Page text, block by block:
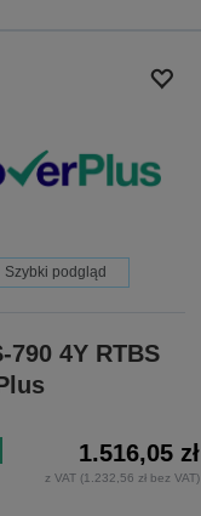
Szybki podgląd
790 4Y RTBS
1.516,05 zł
z VAT (1.232,56 zł bez VAT)